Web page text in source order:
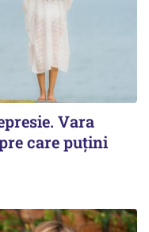
Vara
care puțini